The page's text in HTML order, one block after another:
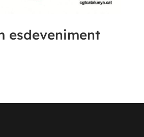
esdeveniment